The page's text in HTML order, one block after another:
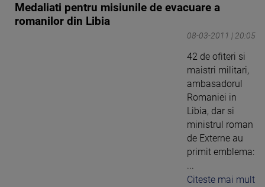
Medaliati pentru misiunile de evacuare a
romanilor din Libia
08-03-2011 | 20:05
42 de ofiteri si
maistri militari,
ambasadorul
Romaniei in
Libia, dar si
ministrul roman
de Externe au
primit emblema:
Citeste mai mult